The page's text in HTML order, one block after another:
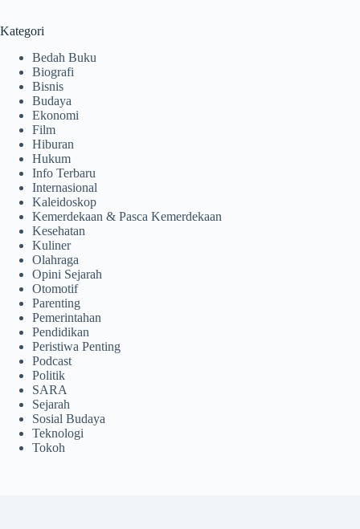
Kategori
Bedah Buku
Biografi
Bisnis
Budaya
Ekonomi
Film
Hiburan
Hukum
Info Terbaru
Internasional
Kaleidoskop
Kemerdekaan & Pasca Kemerdekaan
Kesehatan
Kuliner
Olahraga
Opini Sejarah
Otomotif
Parenting
Pemerintahan
Pendidikan
Peristiwa Penting
Podcast
Politik
SARA
Sejarah
Sosial Budaya
Teknologi
Tokoh